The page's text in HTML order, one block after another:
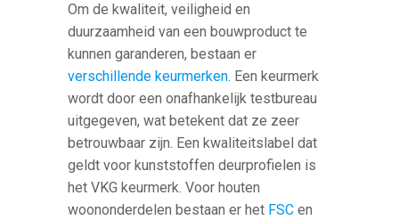
Om de kwaliteit, veiligheid en
duurzaamheid van een bouwproduct te
kunnen garanderen, bestaan er
verschillende keurmerken. Een keurmerk
wordt door een onafhankelijk testbureau
uitgegeven, wat betekent dat ze zeer
betrouwbaar zijn. Een kwaliteitslabel dat
geldt voor kunststoffen deurprofielen is
het VKG keurmerk. Voor houten
woononderdelen bestaan er het FSC en